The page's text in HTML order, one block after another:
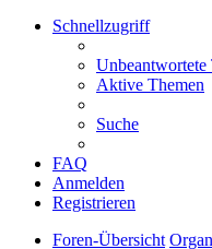
Schnellzugriff
Unbeantwortete
Aktive Themen
Suche
FAQ
Anmelden
Registrieren
Foren-Übersicht